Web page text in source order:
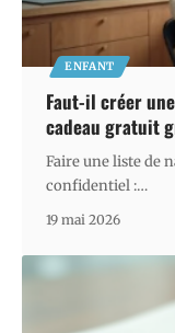
ENFANT
Faut-il créer
cadeau gratuit
Faire une liste de
confidentiel :…
19 mai 2026